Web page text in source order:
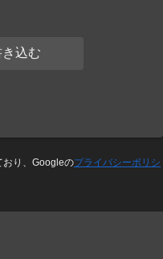
込む
おり、Googleのプライバシーポリシ